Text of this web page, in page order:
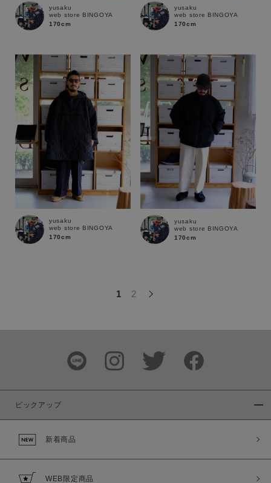
この条件で絞り込む
yusaku
web store BINGOYA
170cm
yusaku
web store BINGOYA
170cm
yusaku
web store BINGOYA
170cm
yusaku
web store BINGOYA
170cm
1 2
ピックアップ
新着商品
WEB限定商品